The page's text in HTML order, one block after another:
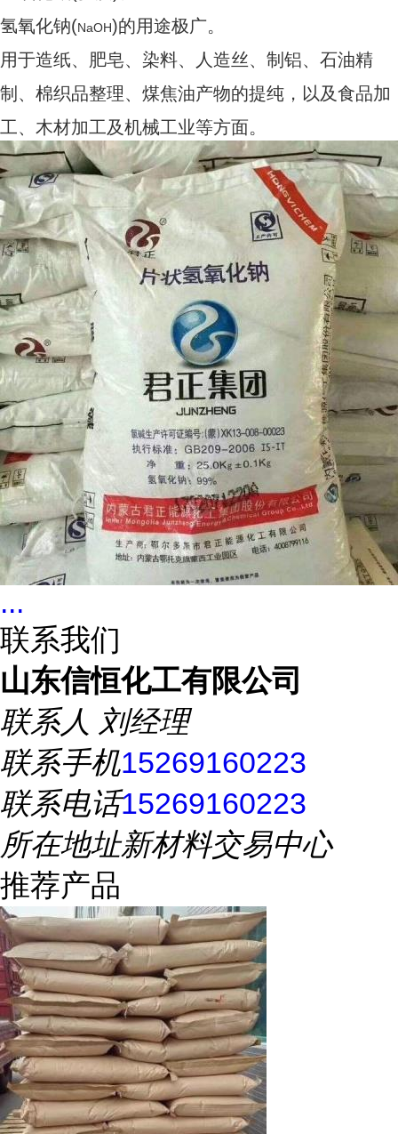
氢氧化钠(NaOH)的用途极广。
用于造纸、肥皂、染料、人造丝、制铝、 石油精
制、棉织品整理、 煤焦油产物的提纯，以及食品加
工、木材加工及机械工业等方面。
...
联系我们
山东信恒化工有限公司
联系人 刘经理
联系手机15269160223
联系电话15269160223
所在地址新材料交易中心
推荐产品